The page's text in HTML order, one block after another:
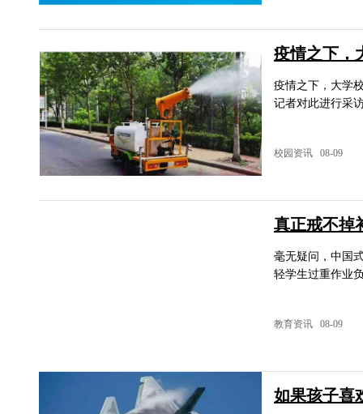
疫情之下，
疫情之下，大学
记者对此进行采
校园资讯 08-09
真正戒不掉
毫无疑问，中国
轻学生过重作业
教育资讯 08-09
如果孩子喜